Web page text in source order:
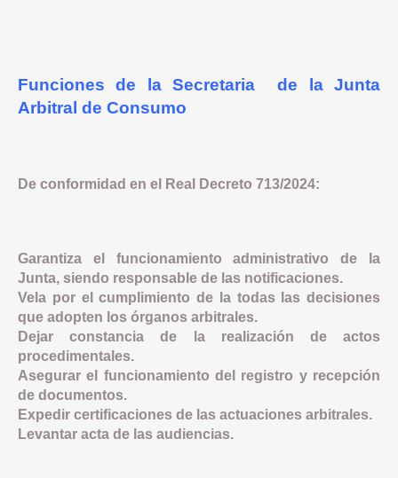
Funciones de la Secretaria de la Junta
Arbitral de Consumo
De conformidad en el Real Decreto 713/2024:
Garantiza el funcionamiento administrativo de la
Junta, siendo responsable de las notificaciones.
Vela por el cumplimiento de la todas las decisiones
que adopten los órganos arbitrales.
Dejar constancia de la realización de actos
procedimentales.
Asegurar el funcionamiento del registro y recepción
de documentos.
Expedir certificaciones de las actuaciones arbitrales.
Levantar acta de las audiencias.